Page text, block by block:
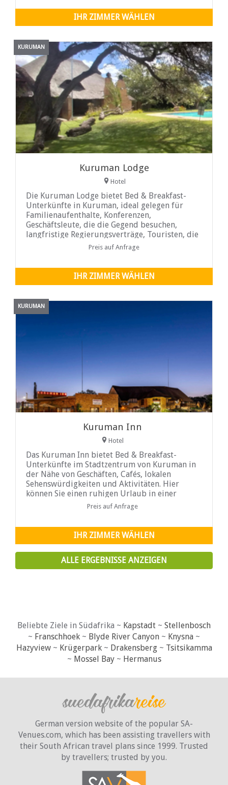
IHR ZIMMER WÄHLEN
KURUMAN
Kuruman Lodge
Hotel
Die Kuruman Lodge bietet Bed & Breakfast-
Unterkünfte in Kuruman, ideal gelegen für
Familienaufenthalte, Konferenzen,
Geschäftsleute, die die Gegend besuchen,
langfristige Regierungsverträge, Touristen, die
das Kalahari-Erlebnis genießen, und alle
Preis auf Anfrage
IHR ZIMMER WÄHLEN
KURUMAN
Kuruman Inn
Hotel
Das Kuruman Inn bietet Bed & Breakfast-
Unterkünfte im Stadtzentrum von Kuruman in
der Nähe von Geschäften, Cafés, lokalen
Sehenswürdigkeiten und Aktivitäten. Hier
können Sie einen ruhigen Urlaub in einer
großartigen Umgebung mit freundlichem
Service und einem herzlichen Empfang
Preis auf Anfrage
IHR ZIMMER WÄHLEN
ALLE ERGEBNISSE ANZEIGEN
Beliebte Ziele in Südafrika ~ Kapstadt ~ Stellenbosch
~ Franschhoek ~ Blyde River Canyon ~ Knysna ~
Hazyview~ Krügerpark~ Drakensberg~ Tsitsikamma
~ Mossel Bay~ Hermanus
German version website of the popular SA-
Venues.com, which has been assisting travellers with
their South African travel plans since 1999. Trusted
by travellers; trusted by you.